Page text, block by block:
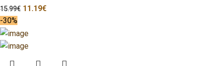
15.99€ 11.19€
-30%